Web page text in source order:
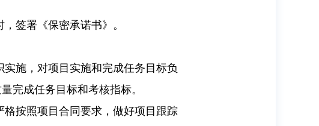
签署《保密承诺书》。
施，对项目实施和完成任务目标负
完成任务目标和考核指标。
按照项目合同要求，做好项目跟踪